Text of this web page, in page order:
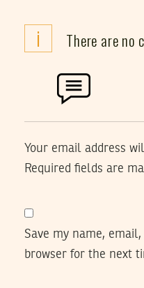
i There are no
Your email address
Required fields are
Save my name,
browser for the next